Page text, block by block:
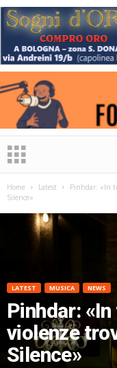
Home Latest
Pinhdar: «In
Silence»
LATEST MUSICA NEWS
Pinhdar:
violenze
Silence»